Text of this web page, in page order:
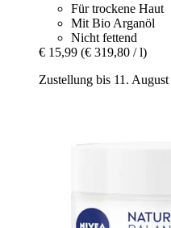
Für trockene Haut
Mit Bio Arganöl
Nicht fettend
€ 15,99 (€ 319,80 / l)
Zustellung bis 11. August